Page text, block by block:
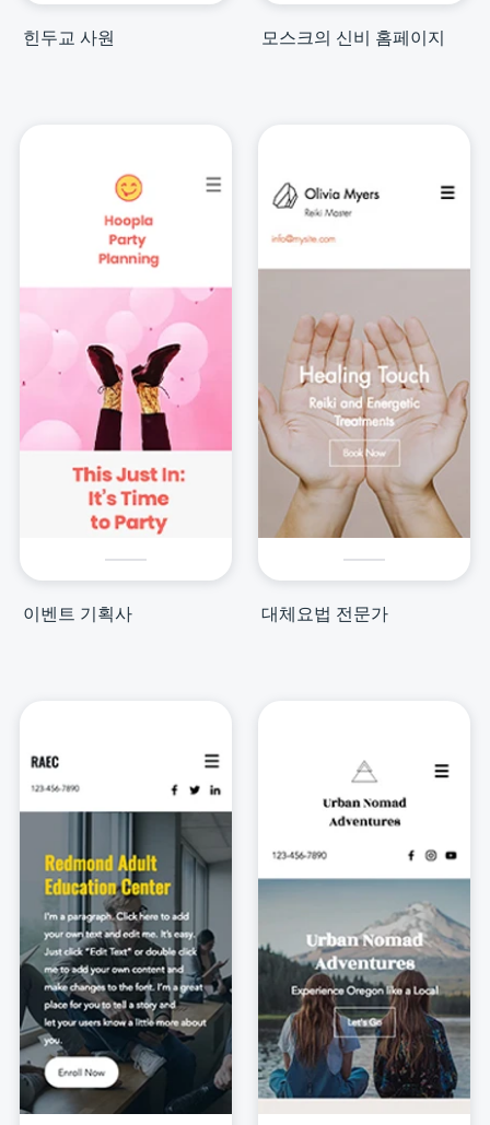
힌두교 사원 모스크의 신비 홈페이지
이벤트 기획사 대체요법 전문가